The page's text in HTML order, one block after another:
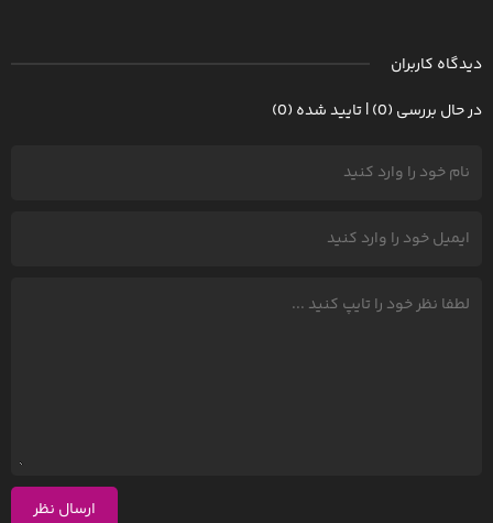
دیدگاه کاربران
در حال بررسی (0) | تایید شده (0)
ارسال نظر